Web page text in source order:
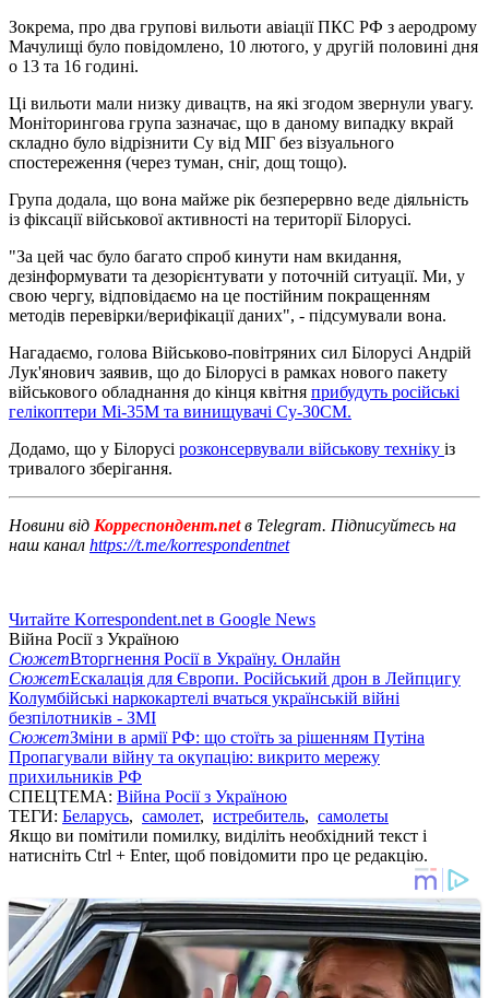
Зокрема, про два групові вильоти авіації ПКС РФ з аеродрому
Мачулищі було повідомлено, 10 лютого, у другій половині дня
о 13 та 16 годині.
Ці вильоти мали низку дивацтв, на які згодом звернули увагу.
Моніторингова група зазначає, що в даному випадку вкрай
складно було відрізнити Су від МІГ без візуального
спостереження (через туман, сніг, дощ тощо).
Група додала, що вона майже рік безперервно веде діяльність
із фіксації військової активності на території Білорусі.
"За цей час було багато спроб кинути нам вкидання,
дезінформувати та дезорієнтувати у поточній ситуації. Ми, у
свою чергу, відповідаємо на це постійним покращенням
методів перевірки/верифікації даних", - підсумували вона.
Нагадаємо, голова Військово-повітряних сил Білорусі Андрій
Лук'янович заявив, що до Білорусі в рамках нового пакету
військового обладнання до кінця квітня прибудуть російські
гелікоптери Мі-35М та винищувачі Су-30СМ.
Додамо, що у Білорусі розконсервували військову техніку із
тривалого зберігання.
Новини від Корреспондент.netв Telegram. Підписуйтесь на
наш канал https://t.me/korrespondentnet
Читайте Korrespondent.net в Google News
Війна Росії з Україною
СюжетВторгнення Росії в Україну. Онлайн
СюжетЕскалація для Європи. Російський дрон в Лейпцигу
Колумбійські наркокартелі вчаться українській війні
безпілотників - ЗМІ
СюжетЗміни в армії РФ: що стоїть за рішенням Путіна
Пропагували війну та окупацію: викрито мережу
прихильників РФ
СПЕЦТЕМА: Війна Росії з Україною
ТЕГИ: Беларусь, самолет, истребитель, самолеты
Якщо ви помітили помилку, виділіть необхідний текст і
натисніть Ctrl + Enter, щоб повідомити про це редакцію.